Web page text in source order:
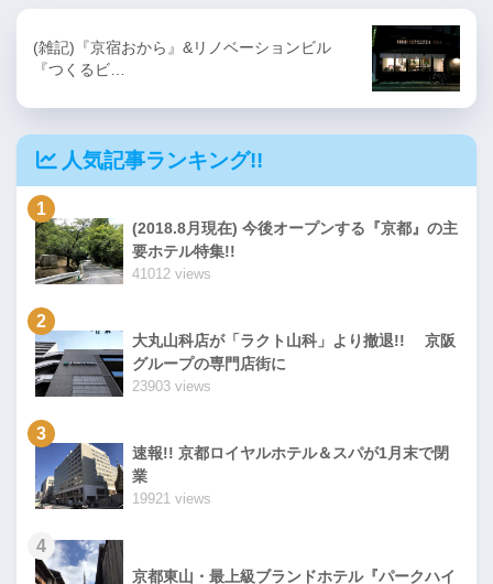
(雑記)『京宿おから』&リノベーションビル
『つくるビ…
人気記事ランキング!!
1
(2018.8月現在) 今後オープンする『京都』の主
要ホテル特集!!
41012 views
2
大丸山科店が「ラクト山科」より撤退!! 京阪
グループの専門店街に
23903 views
3
速報!! 京都ロイヤルホテル＆スパが1月末で閉
業
19921 views
4
京都東山・最上級ブランドホテル『パークハイ